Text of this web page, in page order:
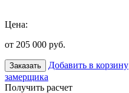
Цена:
от 205 000 руб.
Заказать Добавить в корзину
замерщика
Получить расчет